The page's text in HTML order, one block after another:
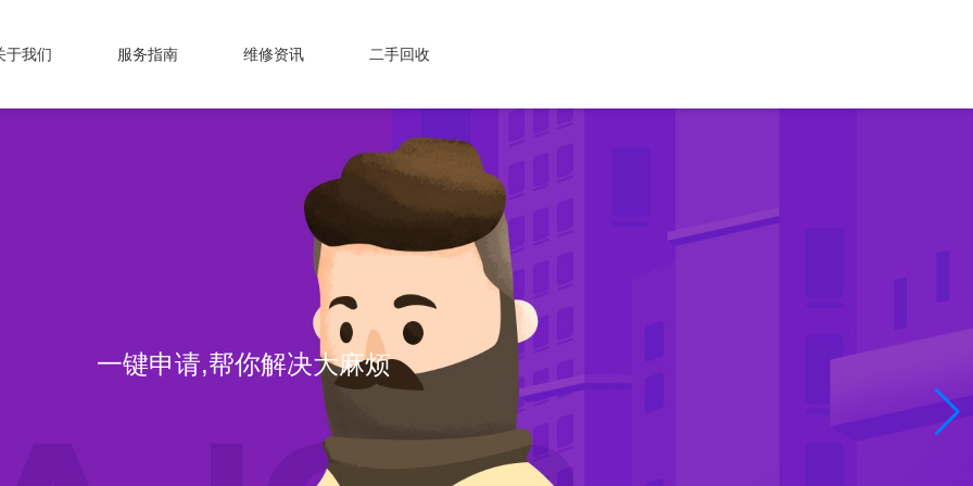
于我们 服务指南 维修资讯 二手回收
一键申请,帮你解决大麻烦